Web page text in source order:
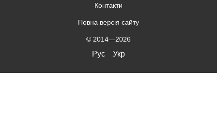
Контакти
Повна версія сайту
© 2014—2026
Рус Укр